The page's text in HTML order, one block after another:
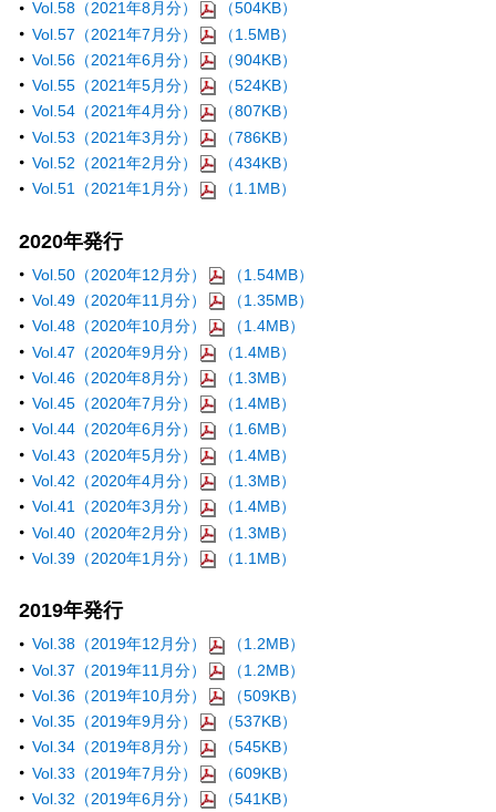
Vol.58（2021年8月分）
（504KB）
Vol.57（2021年7月分）
（1.5MB）
Vol.56（2021年6月分）
（904KB）
Vol.55（2021年5月分）
（524KB）
Vol.54（2021年4月分）
（807KB）
Vol.53（2021年3月分）
（786KB）
Vol.52（2021年2月分）
（434KB）
Vol.51（2021年1月分）
（1.1MB）
2020年発行
Vol.50（2020年12月分）
（1.54MB）
Vol.49（2020年11月分）
（1.35MB）
Vol.48（2020年10月分）
（1.4MB）
Vol.47（2020年9月分）
（1.4MB）
Vol.46（2020年8月分）
（1.3MB）
Vol.45（2020年7月分）
（1.4MB）
Vol.44（2020年6月分）
（1.6MB）
Vol.43（2020年5月分）
（1.4MB）
Vol.42（2020年4月分）
（1.3MB）
Vol.41（2020年3月分）
（1.4MB）
Vol.40（2020年2月分）
（1.3MB）
Vol.39（2020年1月分）
（1.1MB）
2019年発行
Vol.38（2019年12月分）
（1.2MB）
Vol.37（2019年11月分）
（1.2MB）
Vol.36（2019年10月分）
（509KB）
Vol.35（2019年9月分）
（537KB）
Vol.34（2019年8月分）
（545KB）
Vol.33（2019年7月分）
（609KB）
Vol.32（2019年6月分）
（541KB）